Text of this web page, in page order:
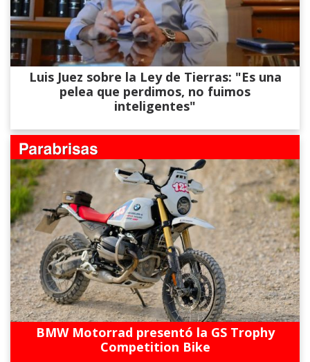
Luis Juez sobre la Ley de Tierras: "Es una
pelea que perdimos, no fuimos
inteligentes"
BMW Motorrad presentó la GS Trophy
Competition Bike